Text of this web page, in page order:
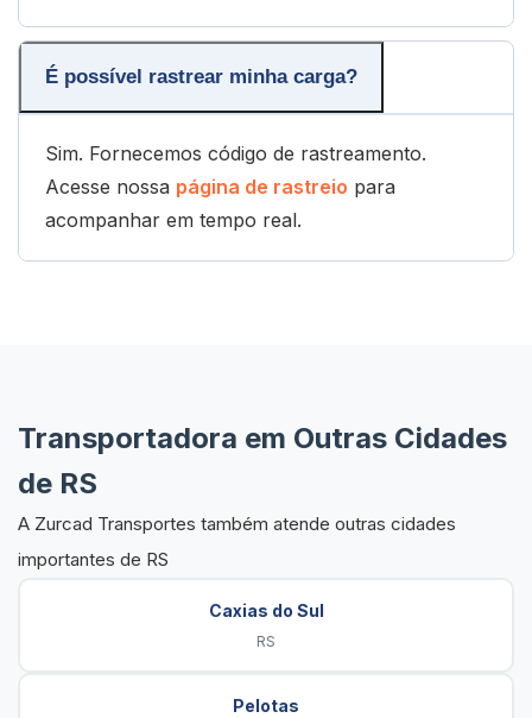
É possível rastrear minha carga?
Sim. Fornecemos código de rastreamento.
Acesse nossa página de rastreio para
acompanhar em tempo real.
Transportadora em Outras Cidades
de RS
A Zurcad Transportes também atende outras cidades
importantes de RS
Caxias do Sul
RS
Pelotas